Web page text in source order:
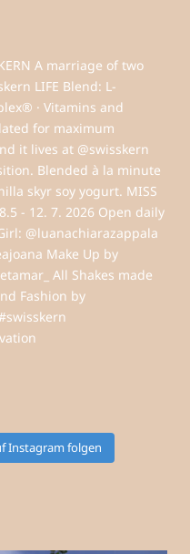
Instagram folgen